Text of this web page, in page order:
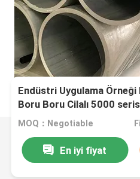
Endüstri Uygulama
Boru Boru Cilalı 5000
MOQ：Negotiable
En iyi fiyat